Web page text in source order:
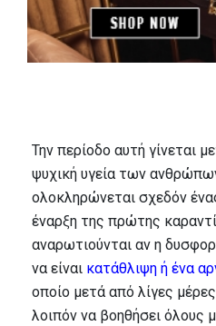
Την περίοδο αυτή γίνεται
ψυχική υγεία των
ολοκληρώνεται σχεδόν
έναρξη της πρώτης
αναρωτιούνται αν η
να είναι κατάθλιψη ή ένα
οποίο μετά από λίγες
λοιπόν να βοηθήσει όλους